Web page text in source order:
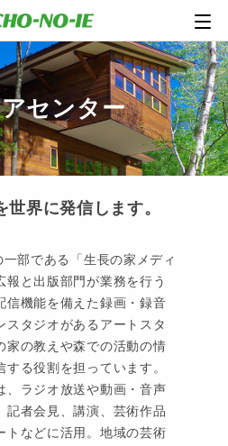
センター
界に発信します。
部である「生長の家メディ
報と出版部門が業務を行う
信機能を備えた録画・録音
スタジオがあるアートスタ
家の教えや森での活動の情
る役割を担っています。
、ラジオ放送や動画・音声
記者会見、講演、芸術作品
トなどに活用。地域の芸術